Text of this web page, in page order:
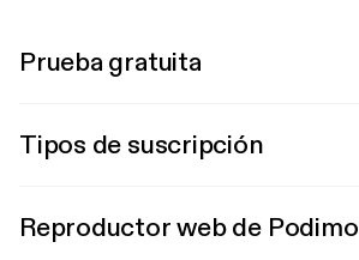
Prueba gratuita
Tipos de suscripción
Reproductor web de Podimo